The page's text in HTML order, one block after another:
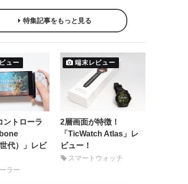
特集記事をもっと見る
ュー
ントローラ
代）」レビ
ラー
端末レビュー
2層画面が特徴！
「TicWatch Atlas」レ
ビュー！
スマートウォッチ